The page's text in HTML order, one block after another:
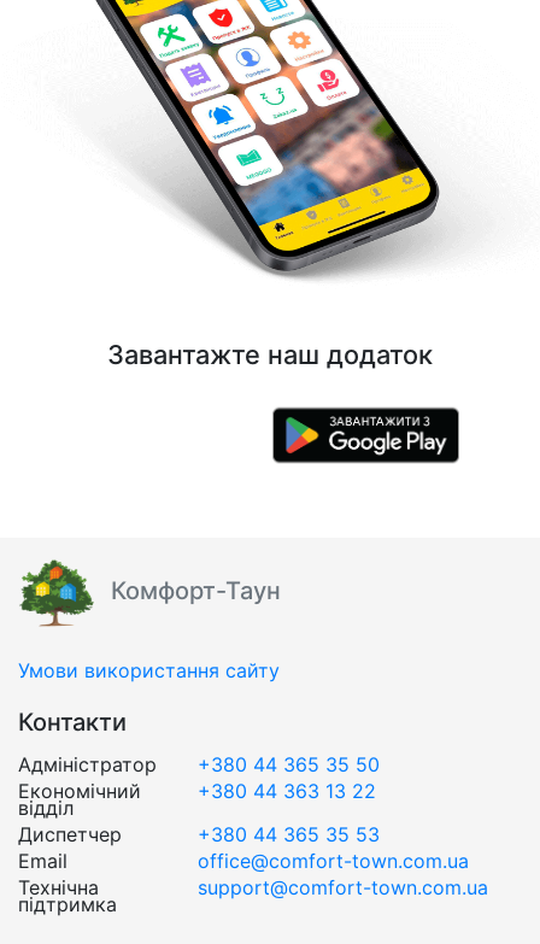
Завантажте наш додаток
Комфорт-Таун
Умови використання сайту
Контакти
Адміністратор
+380 44 365 35 50
Економічний
відділ
+380 44 363 13 22
Диспетчер
+380 44 365 35 53
Email
office@comfort-town.com.ua
Технічна
підтримка
support@comfort-town.com.ua